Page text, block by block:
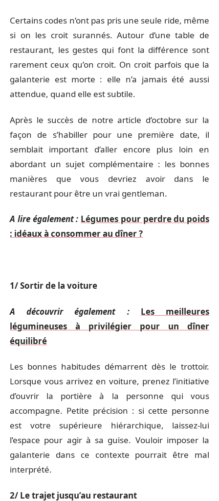
Certains codes n’ont pas pris une seule ride, même
si on les croit surannés. Autour d’une table de
restaurant, les gestes qui font la différence sont
rarement ceux qu’on croit. On croit parfois que la
galanterie est morte : elle n’a jamais été aussi
attendue, quand elle est subtile.
Après le succès de notre article d’octobre sur la
façon de s’habiller pour une première date, il
semblait important d’aller encore plus loin en
abordant un sujet complémentaire : les bonnes
manières que vous devriez avoir dans le
restaurant pour être un vrai gentleman.
A lire également : Légumes pour perdre du poids
: idéaux à consommer au dîner ?
1/ Sortir de la voiture
A découvrir également :
Les meilleures
légumineuses à privilégier pour un dîner
équilibré
Les bonnes habitudes démarrent dès le trottoir.
Lorsque vous arrivez en voiture, prenez l’initiative
d’ouvrir la portière à la personne qui vous
accompagne. Petite précision : si cette personne
est votre supérieure hiérarchique, laissez-lui
l’espace pour agir à sa guise. Vouloir imposer la
galanterie dans ce contexte pourrait être mal
interprété.
2/ Le trajet jusqu’au restaurant